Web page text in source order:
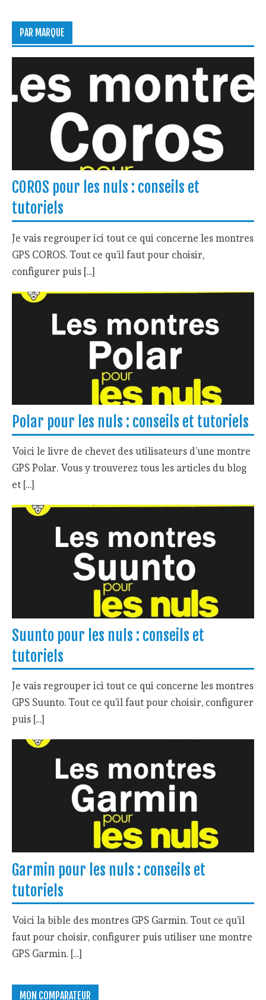
PAR MARQUE
COROS pour les nuls : conseils et
tutoriels
Je vais regrouper ici tout ce qui concerne les montres
GPS COROS. Tout ce qu’il faut pour choisir,
configurer puis […]
Polar pour les nuls : conseils et tutoriels
Voici le livre de chevet des utilisateurs d’une montre
GPS Polar. Vous y trouverez tous les articles du blog
et […]
Suunto pour les nuls : conseils et
tutoriels
Je vais regrouper ici tout ce qui concerne les montres
GPS Suunto. Tout ce qu’il faut pour choisir, configurer
puis […]
Garmin pour les nuls : conseils et
tutoriels
Voici la bible des montres GPS Garmin. Tout ce qu’il
faut pour choisir, configurer puis utiliser une montre
GPS Garmin. […]
MON COMPARATEUR